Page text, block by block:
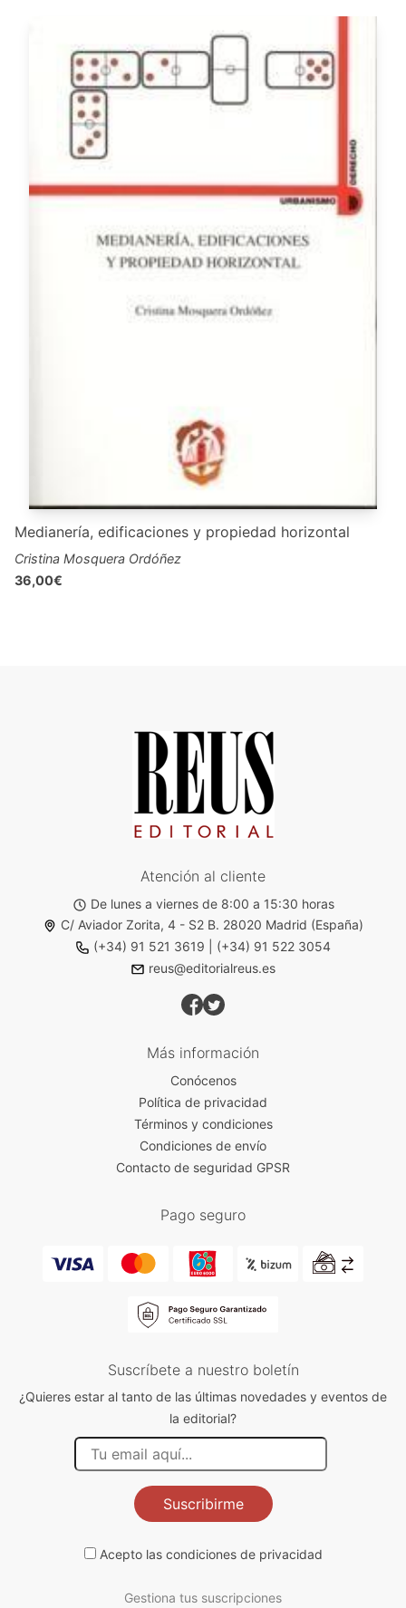
Medianería, edificaciones y propiedad horizontal
Cristina Mosquera Ordóñez
36,00€
Atención al cliente
De lunes a viernes de 8:00 a 15:30 horas
C/ Aviador Zorita, 4 - S2 B. 28020 Madrid (España)
(+34) 91 521 3619
(+34) 91 522 3054
reus@editorialreus.es
Más información
Conócenos
Política de privacidad
Términos y condiciones
Condiciones de envío
Contacto de seguridad GPSR
Pago seguro
Suscríbete a nuestro boletín
¿Quieres estar al tanto de las últimas novedades y eventos de
la editorial?
Suscribirme
Acepto las condiciones de privacidad
Gestiona tus suscripciones